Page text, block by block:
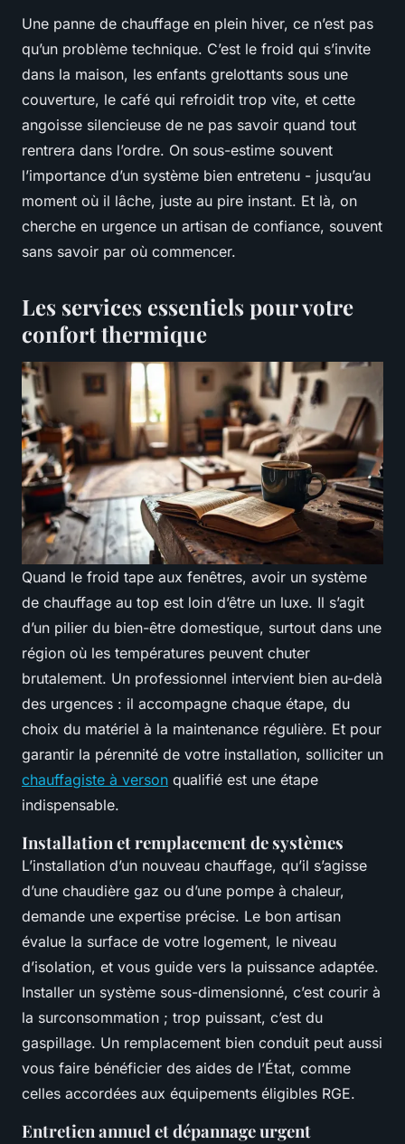
Une panne de chauffage en plein hiver, ce n’est pas
qu’un problème technique. C’est le froid qui s’invite
dans la maison, les enfants grelottants sous une
couverture, le café qui refroidit trop vite, et cette
angoisse silencieuse de ne pas savoir quand tout
rentrera dans l’ordre. On sous-estime souvent
l’importance d’un système bien entretenu - jusqu’au
moment où il lâche, juste au pire instant. Et là, on
cherche en urgence un artisan de confiance, souvent
sans savoir par où commencer.
Les services essentiels pour votre
confort thermique
Quand le froid tape aux fenêtres, avoir un système
de chauffage au top est loin d’être un luxe. Il s’agit
d’un pilier du bien-être domestique, surtout dans une
région où les températures peuvent chuter
brutalement. Un professionnel intervient bien au-delà
des urgences : il accompagne chaque étape, du
choix du matériel à la maintenance régulière. Et pour
garantir la pérennité de votre installation, solliciter un
chauffagiste à verson qualifié est une étape
indispensable.
Installation et remplacement de systèmes
L’installation d’un nouveau chauffage, qu’il s’agisse
d’une chaudière gaz ou d’une pompe à chaleur,
demande une expertise précise. Le bon artisan
évalue la surface de votre logement, le niveau
d’isolation, et vous guide vers la puissance adaptée.
Installer un système sous-dimensionné, c’est courir à
la surconsommation ; trop puissant, c’est du
gaspillage. Un remplacement bien conduit peut aussi
vous faire bénéficier des aides de l’État, comme
celles accordées aux équipements éligibles RGE.
Entretien annuel et dépannage urgent